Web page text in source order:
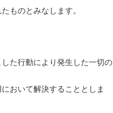
ものとみなします。
た行動により発生した一切の
おいて解決することとしま